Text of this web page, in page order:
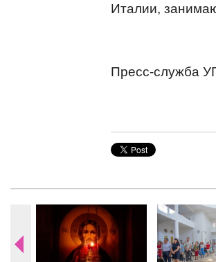
Италии,
Пресс-служба